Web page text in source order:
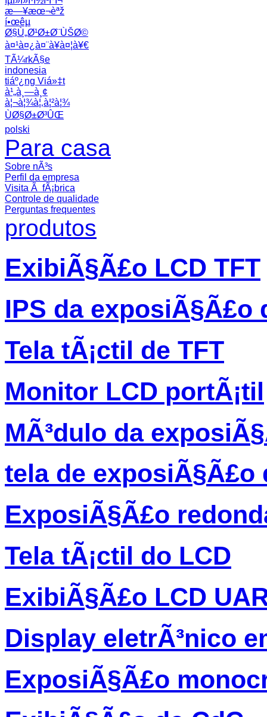
æ—¥æœ¬èªž
í•œêµ­
Ø§Ù„Ø¹Ø±Ø¨ÙŠØ©
à¤¹à¤¿à¤¨à¥à¤¦à¥€
TÃ¼rkÃ§e
indonesia
tiáº¿ng Viá»‡t
à¹„à¸—à¸¢
à¦¬à¦¾à¦‚à¦²à¦¾
ÙØ§Ø±Ø³ÛŒ
polski
Para casa
Sobre nÃ³s
Perfil da empresa
Visita Ã fÃ¡brica
Controle de qualidade
Perguntas frequentes
produtos
ExibiÃ§Ã£o LCD TFT
IPS da exposiÃ§Ã£o
Tela tÃ¡ctil de TFT
Monitor LCD portÃ¡til
MÃ³dulo da
tela de exposiÃ§Ã£o
ExposiÃ§Ã£o
Tela tÃ¡ctil do LCD
ExibiÃ§Ã£o LCD
Display eletrÃ³nico
ExposiÃ§Ã£o